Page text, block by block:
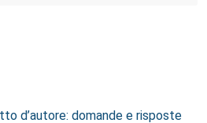
d’autore: domande e risposte